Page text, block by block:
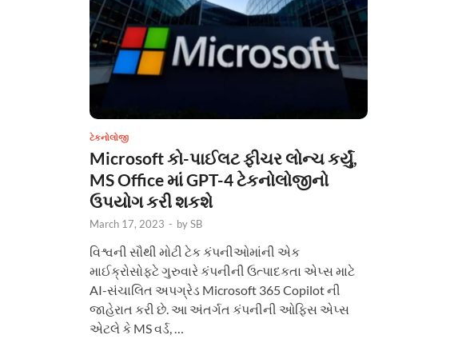
ટેકનોલોજી
Microsoft કો-પાઈલટ ફીચર લોન્ચ કર્યું,
MS Office માં GPT-4 ટેકનોલોજીનો
ઉપયોગ કરી શકશે
March 17, 2023 - bySB
વિશ્વની સૌથી મોટી ટેક કંપનીઓમાંની એક
માઈક્રોસોફ્ટે ગુરુવારે કંપનીની ઉત્પાદકતા એપ્સ માટે
AI-સંચાલિત અપગ્રેડ Microsoft 365 Copilot ની
જાહેરાત કરી છે. આ અંતર્ગત કંપનીની ઓફિસ એપ્સ
એટલે કે MS વર્ડ, …